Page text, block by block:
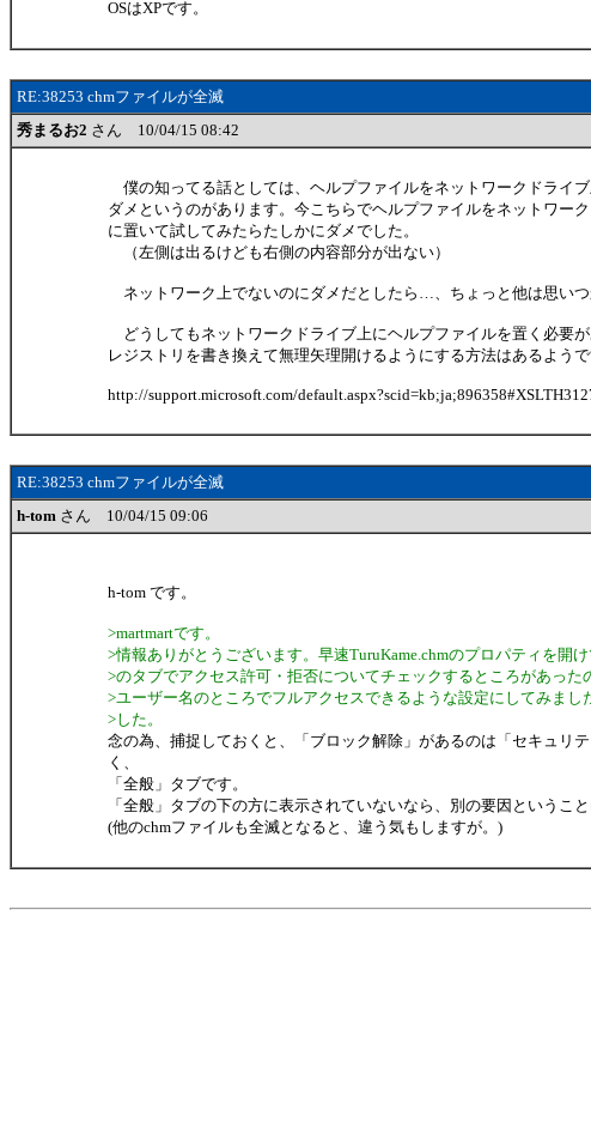
OSはXPです。
RE:38253 chmファイルが全滅
秀まるお2 さん 10/04/15 08:42
僕の知ってる話としては、ヘルプファイルをネットワークドライブ
ダメというのがあります。今こちらでヘルプファイルをネットワー
に置いて試してみたらたしかにダメでした。
（左側は出るけども右側の内容部分が出ない）
ネットワーク上でないのにダメだとしたら…、ちょっと他は思いつ
どうしてもネットワークドライブ上にヘルプファイルを置く必要が
レジストリを書き換えて無理矢理開けるようにする方法はあるようで
http://support.microsoft.com/
RE:38253 chmファイルが全滅
h-tom さん 10/04/15 09:06
h-tom です。
>martmartです。
>情報ありがとうございます。早速TuruKame.chmのプロパティを開
>のタブでアクセス許可・拒否についてチェックするところがあった
>ユーザー名のところでフルアクセスできるような設定にしてみまし
>した。
念の為、捕捉しておくと、「ブロック解除」があるのは「セキュリ
く、
「全般」タブです。
「全般」タブの下の方に表示されていないなら、別の要因ということ
(他のchmファイルも全滅となると、違う気もしますが。)